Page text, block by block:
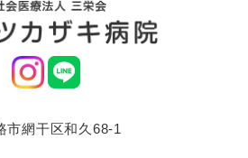
市網干区和久68-1